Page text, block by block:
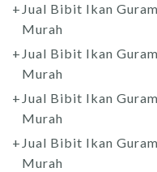
Jual Bibit Ikan
Murah
Jual Bibit Ikan
Murah
Jual Bibit Ikan
Murah
Jual Bibit Ikan
Murah